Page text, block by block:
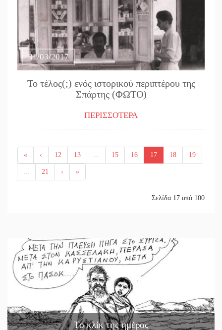
31/03/2017
Το τέλος(;) ενός ιστορικού περιπτέρου της
Σπάρτης (ΦΩΤΟ)
ΠΕΡΙΣΣΟΤΕΡΑ
« ‹ 12 13 ... 15 16 17 18 19
... 21 › »
Σελίδα 17 από 100
Το κλίκ της ημέρας